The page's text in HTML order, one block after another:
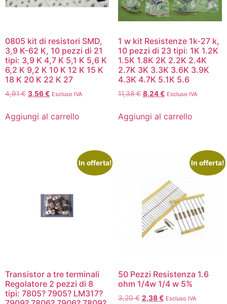
0805 kit di resistori SMD,
3,9 K-62 K, 10 pezzi di 21
tipi: 3,9 K 4,7 K 5,1 K 5,6 K
6,2 K 9,2 K 10 K 12 K 15 K
18 K 20 K 22 K 27
4,91€ 3,56€ Escluso IVA
Aggiungi al carrello
1 w kit Resistenze 1k-27 k,
10 pezzi di 23 tipi: 1K 1.2K
1.5K 1.8K 2K 2.2K 2.4K
2.7K 3K 3.3K 3.6K 3.9K
4.3K 4.7K 5.1K 5.6
11,38€ 8,24€ Escluso IVA
Aggiungi al carrello
In offerta!
Transistor a tre terminali
Regolatore 2 pezzi di 8
tipi: 7805? 7905? LM317?
In offerta!
50 Pezzi Resistenza 1.6
ohm 1/4w 1/4 w 5%
3,20€ 2,38€ Escluso IVA